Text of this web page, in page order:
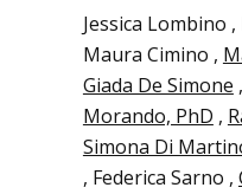
Jessica Lombino
Maura Cimino ,
Giada De Simone ,
Morando, PhD ,
Simona Di
, Federica Sarno ,